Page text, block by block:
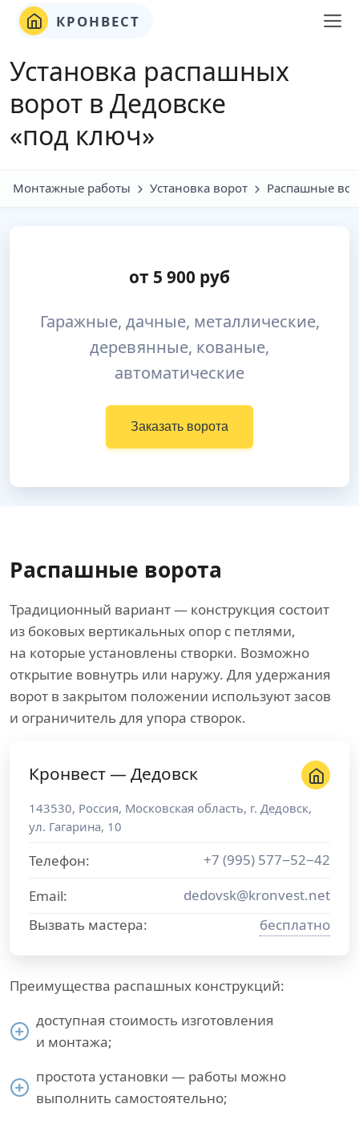
КРОНВЕСТ
Установка распашных
ворот в Дедовске
«под ключ»
Монтажные работы Установка ворот Распашные
от 5 900 руб
Гаражные, дачные, металлические,
деревянные, кованые,
автоматические
Заказать ворота
Распашные ворота
Традиционный вариант — конструкция состоит
из боковых вертикальных опор с петлями,
на которые установлены створки. Возможно
открытие вовнутрь или наружу. Для удержания
ворот в закрытом положении используют засов
и ограничитель для упора створок.
Преимущества распашных конструкций:
доступная стоимость изготовления
и монтажа;
простота установки — работы можно
выполнить самостоятельно;
Кронвест — Дедовск
143530, Россия, Московская область, г. Дедовск,
ул. Гагарина, 10
Телефон:
+7 (995) 577−52−42
Email:
dedovsk@kronvest.net
Вызвать мастера:
бесплатно